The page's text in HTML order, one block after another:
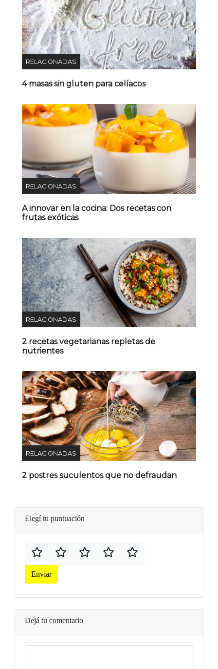
RELACIONADAS
4 masas sin gluten para celíacos
RELACIONADAS
A innovar en la cocina: Dos recetas con
frutas exóticas
RELACIONADAS
2 recetas vegetarianas repletas de
nutrientes
RELACIONADAS
2 postres suculentos que no defraudan
Elegí tu puntuación
Enviar
Dejá tu comentario